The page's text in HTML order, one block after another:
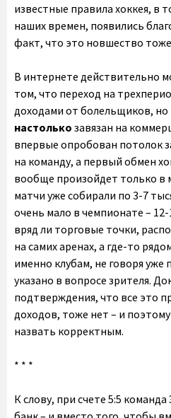
известные правила хоккея, в
наших времен, появились
факт, что это новшество тоже
В интернете действительно
том, что переход на
доходами от болельщиков,
настолько завязан на
впервые опробован потолок
на команду, а первый обмен
вообще произойдет только в
матчи уже собирали по 3-7
очень мало в чемпионате –
вряд ли торговые точки,
на самих аренах, а где-то
именно клубам, не говоря уже
указано в вопросе зрителя.
подтверждения, что все это
доходов, тоже нет – и
назвать корректным.
* * *
К слову, при счете 5:5